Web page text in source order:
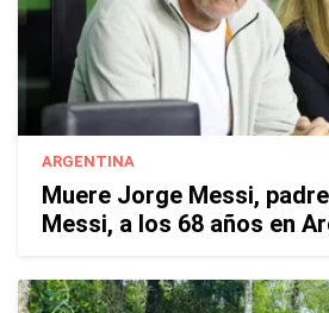
ARGENTINA
Muere Jorge Messi,
Messi, a los 68 años en